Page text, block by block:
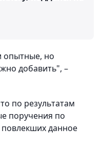
опытные, но
добавить", –
по результатам
поручения по
данное